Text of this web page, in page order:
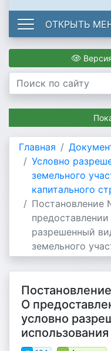
ОТКРЫТЬ
Главная
Условно
земельного
капитального
Постановление
разрешенный
земельного
О
условно